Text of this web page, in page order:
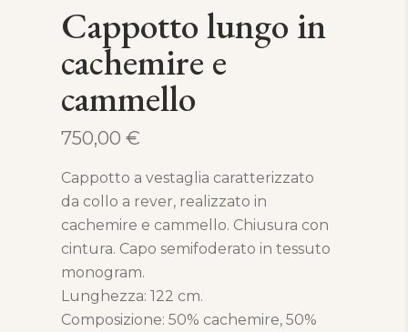
Cappotto lungo in
cachemire e
cammello
750,00 €
Cappotto a vestaglia caratterizzato
da collo a rever, realizzato in
cachemire e cammello. Chiusura con
cintura. Capo semifoderato in tessuto
monogram.
Lunghezza: 122 cm.
Composizione: 50% cachemire, 50%